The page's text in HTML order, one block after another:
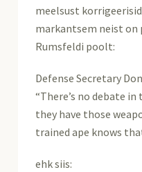
meelsust korrigeerisid
markantsem neist
Rumsfeldi poolt:
Defense Secretary
“There’s no debate
they have those
trained ape knows
ehk siis: